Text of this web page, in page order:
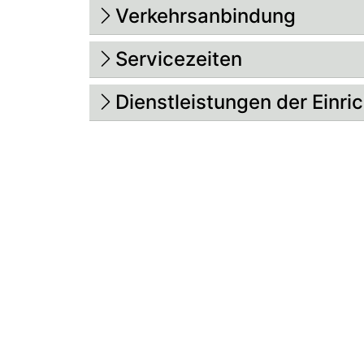
Verkehrsanbindung
Servicezeiten
Dienstleistungen der